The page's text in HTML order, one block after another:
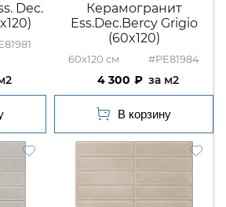
Dec.
Керамогранит
Ess.Dec.Bercy Grigio
(60x120)
60x120 #PE81984
4 300 м2